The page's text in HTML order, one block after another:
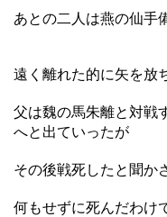
あとの二人は燕の仙手
遠く離れた的に矢を放
父は魏の馬朱離と対戦
へと出ていったが
その後戦死したと聞か
何もせずに死んだわけ